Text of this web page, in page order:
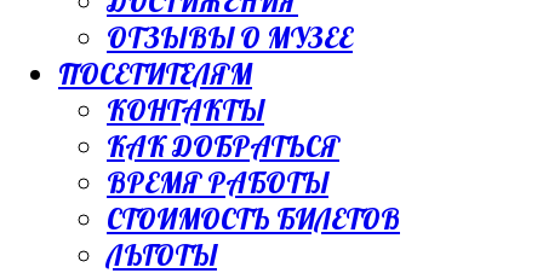
ОТЗЫВЫ О МУЗЕЕ
ПОСЕТИТЕЛЯМ
КОНТАКТЫ
КАК ДОБРАТЬСЯ
ВРЕМЯ РАБОТЫ
СТОИМОСТЬ БИЛЕТОВ
ЛЬГОТЫ